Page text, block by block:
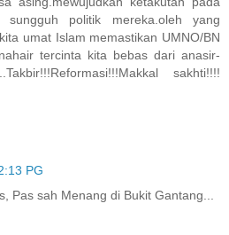
sungguh politik mereka.oleh yang
umat Islam memastikan UMNO/BN
tercinta kita bebas dari anasir-
sakhti!!!!
PG
Pas sah Menang di Bukit Gantang...